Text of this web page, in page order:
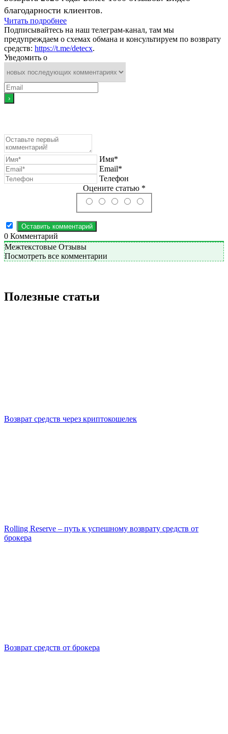
благодарности клиентов.
Читать подробнее
Подписывайтесь на наш телеграм-канал, там мы
предупреждаем о схемах обмана и консультируем по возврату
средств: https://t.me/detecx.
Уведомить о
Имя*
Email*
Телефон
Оцените статью *
0 Комментарий
Межтекстовые Отзывы
Посмотреть все комментарии
Полезные статьи
Возврат средств через криптокошелек
Rolling Reserve – путь к успешному возврату средств от
брокера
Возврат средств от брокера